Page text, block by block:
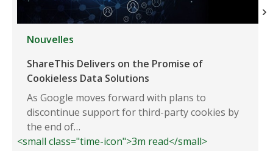
Nouvelles
ShareThis Delivers on the Promise of
Cookieless Data Solutions
As Google moves forward with plans to
discontinue support for third-party cookies by
the end of…
<small class="time-icon">3m read</small>